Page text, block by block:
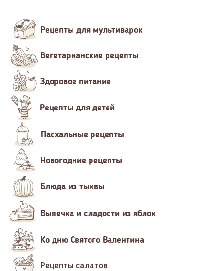
Рецепты для мультиварок
Вегетарианские рецепты
Здоровое питание
Рецепты для детей
Пасхальные рецепты
Новогодние рецепты
Блюда из тыквы
Выпечка и сладости из яблок
Ко дню Святого Валентина
Рецепты салатов